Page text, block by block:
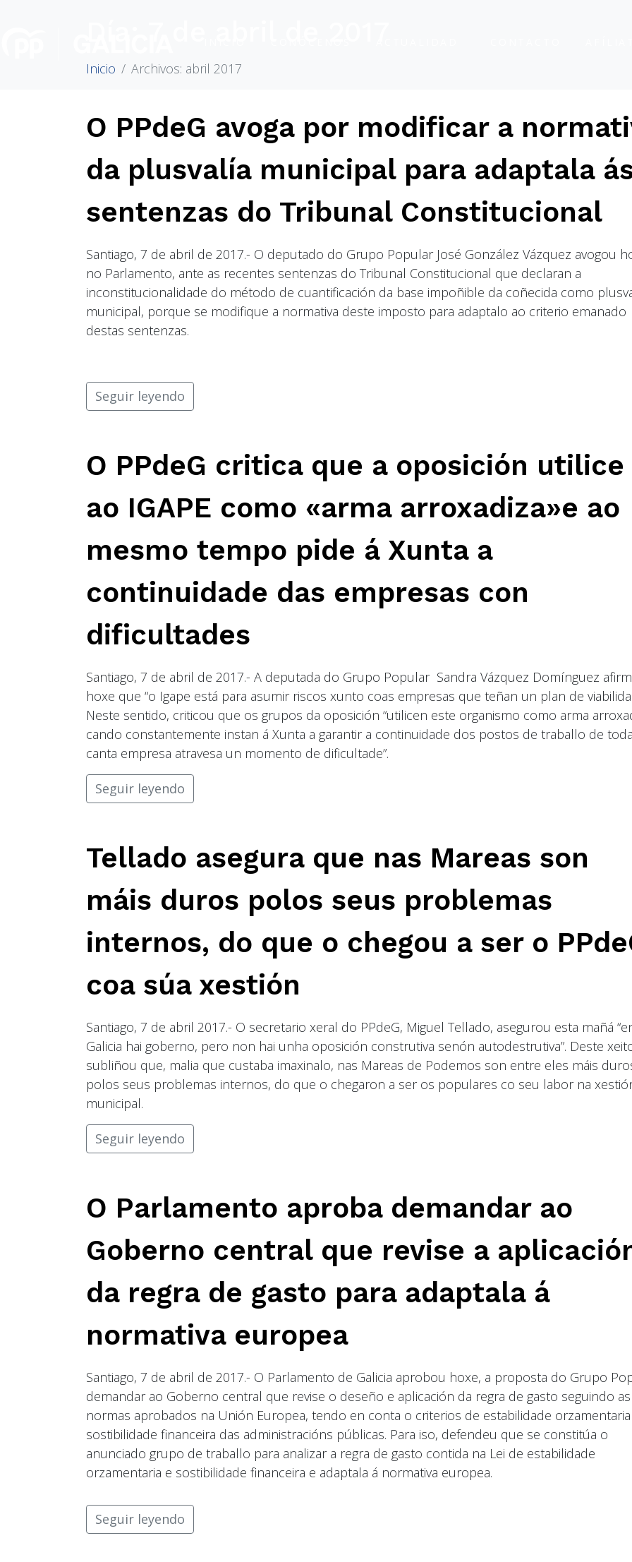
Inicio Archivos: abril 2017
O PPdeG avoga por modificar a
da plusvalía municipal para adaptala
sentenzas do Tribunal Constitucional
Santiago, 7 de abril de 2017.- O deputado do Grupo Popular José González Vázquez avogou
no Parlamento, ante as recentes sentenzas do Tribunal Constitucional que declaran a
inconstitucionalidade do método de cuantificación da base impoñible da coñecida como
municipal, porque se modifique a normativa deste imposto para adaptalo ao criterio emanado
destas sentenzas.
Seguir leyendo
O PPdeG critica que a oposición utilice
ao IGAPE como «arma arroxadiza»e ao
mesmo tempo pide á Xunta a
continuidade das empresas con
dificultades
Santiago, 7 de abril de 2017.- A deputada do Grupo Popular Sandra Vázquez Domínguez
hoxe que “o Igape está para asumir riscos xunto coas empresas que teñan un plan de
Neste sentido, criticou que os grupos da oposición “utilicen este organismo como arma
cando constantemente instan á Xunta a garantir a continuidade dos postos de traballo de toda
canta empresa atravesa un momento de dificultade”.
Seguir leyendo
Tellado asegura que nas Mareas son
máis duros polos seus problemas
internos, do que o chegou a ser o
coa súa xestión
Santiago, 7 de abril 2017.- O secretario xeral do PPdeG, Miguel Tellado, asegurou esta mañá
Galicia hai goberno, pero non hai unha oposición construtiva senón autodestrutiva”. Deste
subliñou que, malia que custaba imaxinalo, nas Mareas de Podemos son entre eles máis
polos seus problemas internos, do que o chegaron a ser os populares co seu labor na
municipal.
Seguir leyendo
O Parlamento aproba demandar ao
Goberno central que revise a
da regra de gasto para adaptala á
normativa europea
Santiago, 7 de abril de 2017.- O Parlamento de Galicia aprobou hoxe, a proposta do Grupo
demandar ao Goberno central que revise o deseño e aplicación da regra de gasto seguindo as
normas aprobados na Unión Europea, tendo en conta o criterios de estabilidade
sostibilidade financeira das administracións públicas. Para iso, defendeu que se constitúa o
anunciado grupo de traballo para analizar a regra de gasto contida na Lei de estabilidade
orzamentaria e sostibilidade financeira e adaptala á normativa europea.
Seguir leyendo